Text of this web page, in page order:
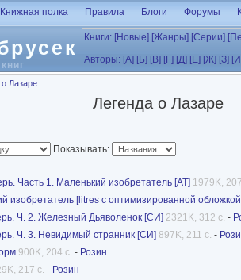
Книжная полка Правила Блоги Форумы
Книги: [Новые] [Жанры] [Серии]
Авторы: [А] [Б] [В] [Г] [Д] [Е] [Ж] [З]
о Лазаре
Легенда о Лазаре
Показывать:
Часть 1. Маленький изобретатель [AT] 1979K,
изобретатель [litres с оптимизированной
Ч. 2. Железный Дьяволенок [СИ] 2321K, 312 с. -
Ч. 3. Невидимый странник [СИ] 897K, 211 с. -
900K, 204 с. - Розин
217 с. - Розин